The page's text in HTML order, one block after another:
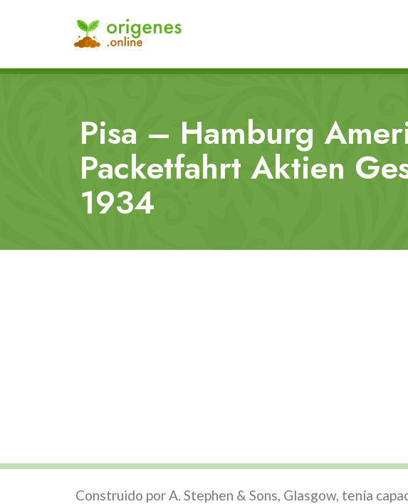
Pisa – Hamburg
Packetfahrt Aktien
1934
Construido por A. Stephen & Sons, Glasgow, tenía